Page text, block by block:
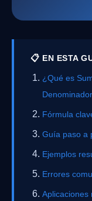
📋 EN ESTA
¿Qué es
Fórmula
Guía paso a
Ejemplos
Errores
Aplicaciones